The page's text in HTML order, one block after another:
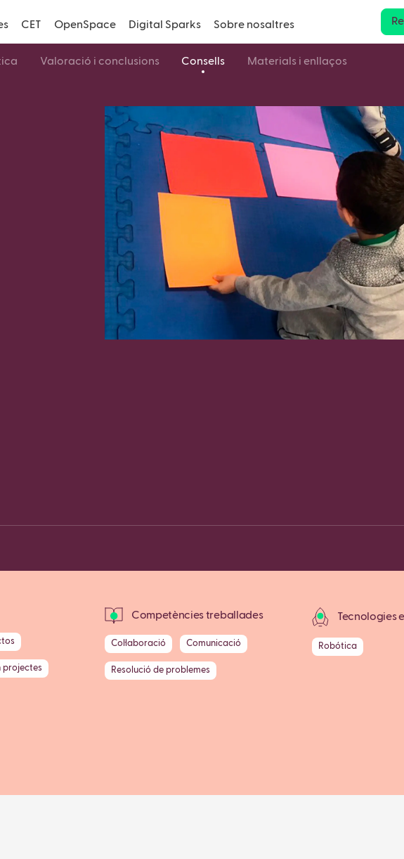
CET OpenSpace Digital Sparks Sobre nosaltres
Valoració i conclusions Consells Materials i enllaços
projectes
Competències treballades
Col·laboració Comunicació
Resolució de problemes
Tecnologies
Robótica